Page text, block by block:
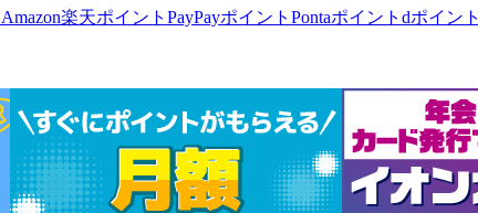
Amazon楽天ポイント PayPayポイント Pontaポイント dポイント